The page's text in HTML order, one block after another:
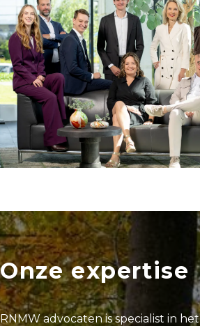
Onze expertise
RNMW advocaten is specialist in het